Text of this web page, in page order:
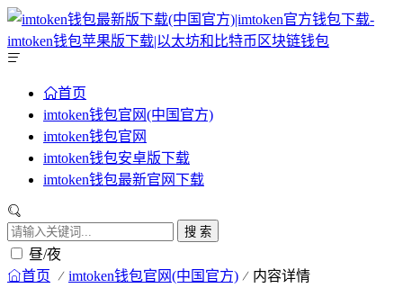
首页
imtoken钱包官网(中国官方)
imtoken钱包官网
imtoken钱包安卓版下载
imtoken钱包最新官网下载
搜 索
昼/夜
首页 imtoken钱包官网(中国官方) 内容详情